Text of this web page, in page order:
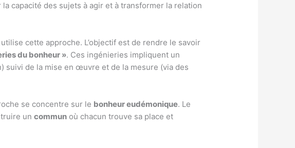
capacité des sujets à agir et à transformer la relation
cette approche. L’objectif est de rendre le savoir
du bonheur ». Ces ingénieries impliquent un
suivi de la mise en œuvre et de la mesure (via des
se concentre sur le bonheur eudémonique. Le
uncommun où chacun trouve sa place et